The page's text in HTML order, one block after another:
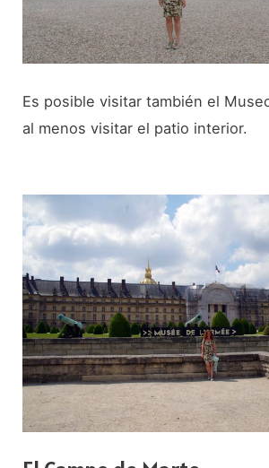
Es posible visitar también el
al menos visitar el patio interior.